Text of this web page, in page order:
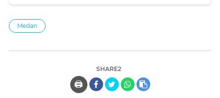
Medan
SHARE2
🖨️